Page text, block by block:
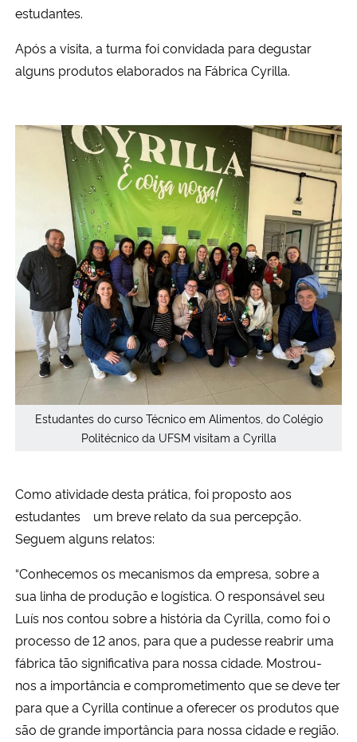
estudantes.
Após a visita, a turma foi convidada para degustar
alguns produtos elaborados na Fábrica Cyrilla.
Estudantes do curso Técnico em Alimentos, do Colégio
Politécnico da UFSM visitam a Cyrilla
Como atividade desta prática, foi proposto aos
estudantes um breve relato da sua percepção.
Seguem alguns relatos:
“Conhecemos os mecanismos da empresa, sobre a
sua linha de produção e logística. O responsável seu
Luís nos contou sobre a história da Cyrilla, como foi o
processo de 12 anos, para que a pudesse reabrir uma
fábrica tão significativa para nossa cidade. Mostrou-
nos a importância e comprometimento que se deve ter
para que a Cyrilla continue a oferecer os produtos que
são de grande importância para nossa cidade e região.